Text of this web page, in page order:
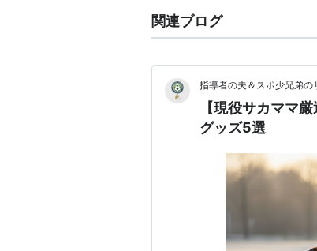
関連ブログ
指導者の夫＆スポ少兄弟の
【現役サカママ
グッズ5選